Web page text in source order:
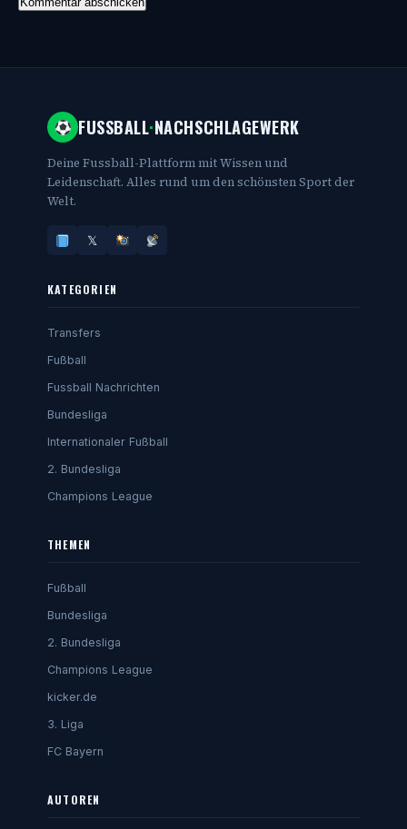
FUSSBALL·NACHSCHLAGEWERK
Deine Fussball-Plattform mit Wissen und
Leidenschaft. Alles rund um den schönsten Sport der
Welt.
𝕏
KATEGORIEN
Transfers
Fußball
Fussball Nachrichten
Bundesliga
Internationaler Fußball
2. Bundesliga
Champions League
THEMEN
Fußball
Bundesliga
2. Bundesliga
Champions League
kicker.de
3. Liga
FC Bayern
AUTOREN